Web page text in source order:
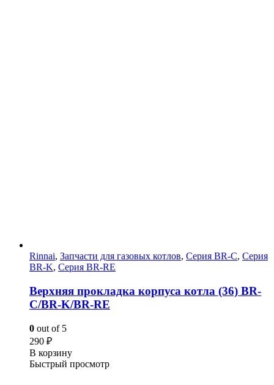
Rinnai, Запчасти для газовых котлов, Серия BR-C, Серия
BR-K, Серия BR-RE
Верхняя прокладка корпуса котла (36) BR-
C/BR-K/BR-RE
0 out of 5
290 ₽
В корзину
Быстрый просмотр